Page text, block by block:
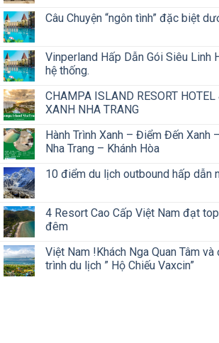
Câu Chuyện “ngôn tình” đặc biệt
Vinperland Hấp Dẫn Gói Siêu Linh
hệ thống.
CHAMPA ISLAND RESORT
XANH NHA TRANG
Hành Trình Xanh – Điểm Đến Xanh
Nha Trang – Khánh Hòa
10 điểm du lịch outbound hấp dẫn
4 Resort Cao Cấp Việt Nam đạt
đêm
Việt Nam !Khách Nga Quan Tâm
trình du lịch ” Hộ Chiếu Vaxcin”